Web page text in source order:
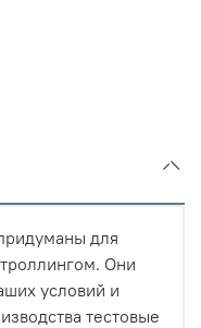
для
Они
условий и
тестовые